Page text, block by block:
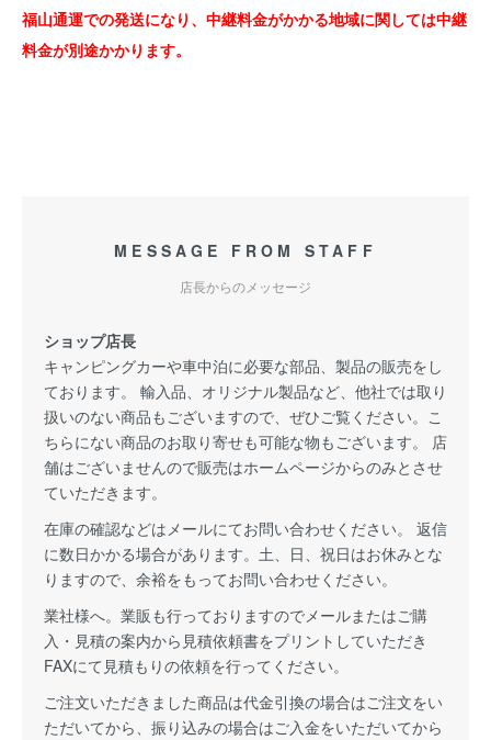
福山通運での発送になり、中継料金がかかる地域に関しては中継
料金が別途かかります。
MESSAGE FROM STAFF
店長からのメッセージ
ショップ店長
キャンピングカーや車中泊に必要な部品、製品の販売をし
ております。 輸入品、オリジナル製品など、他社では取り
扱いのない商品もございますので、ぜひご覧ください。こ
ちらにない商品のお取り寄せも可能な物もございます。 店
舗はございませんので販売はホームページからのみとさせ
ていただきます。
在庫の確認などはメールにてお問い合わせください。 返信
に数日かかる場合があります。土、日、祝日はお休みとな
りますので、余裕をもってお問い合わせください。
業社様へ。業販も行っておりますのでメールまたはご購
入・見積の案内から見積依頼書をプリントしていただき
FAXにて見積もりの依頼を行ってください。
ご注文いただきました商品は代金引換の場合はご注文をい
ただいてから、振り込みの場合はご入金をいただいてから